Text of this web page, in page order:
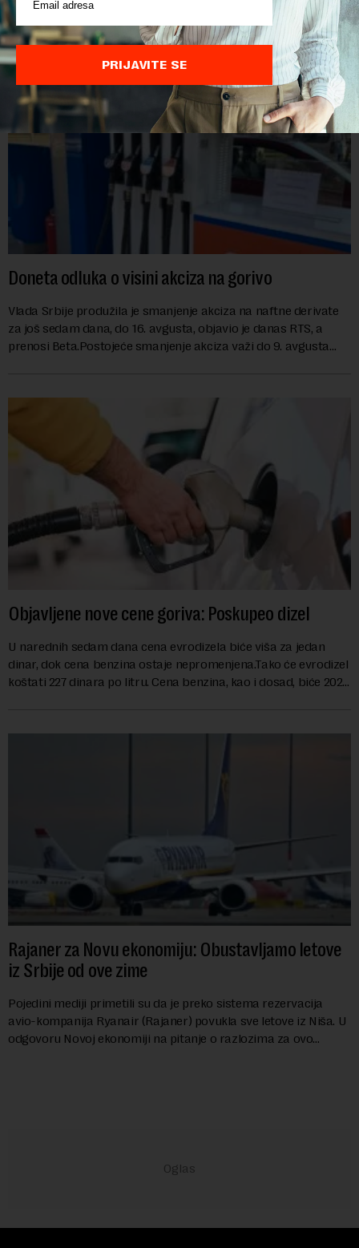
osobom i trajno mu zabranilo ulazak, tranzit i boravak na
Kosovu, navodeći kao razlog njegove javn...
Doneta odluka o visini akciza na gorivo
Vlada Srbije produžila je smanjenje akciza na naftne derivate
za još sedam dana, do 16. avgusta, objavio je danas RTS, a
prenosi Beta.Postojeće smanjenje akciza važi do 9. avgusta
Objavljene nove cene goriva: Poskupeo dizel
U narednih sedam dana cena evrodizela biće viša za jedan
dinar, dok cena benzina ostaje nepromenjena.Tako će evrodizel
koštati 227 dinara po litru. Cena benzina, kao i dosad, biće 202
Rajaner za Novu ekonomiju: Obustavljamo letove
iz Srbije od ove zime
Pojedini mediji primetili su da je preko sistema rezervacija
avio-kompanija Ryanair (Rajaner) povukla sve letove iz Niša. U
odgovoru Novoj ekonomiji na pitanje o razlozima za ovo
PRIJAVITE SE